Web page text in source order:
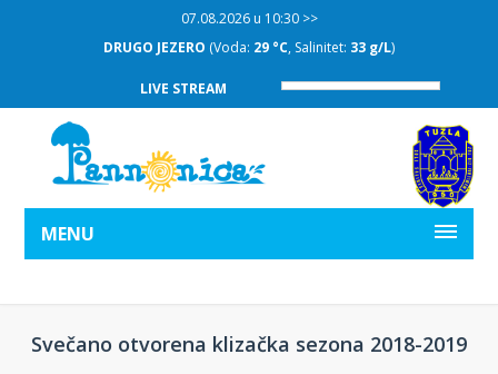
07.08.2026 u 10:30 >>
DRUGO JEZERO (Voda: 29 °C, Salinitet: 33 g/L)
LIVE STREAM
MENU
Svečano otvorena klizačka sezona 2018-2019